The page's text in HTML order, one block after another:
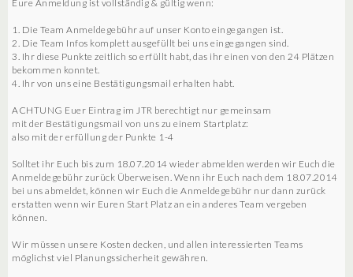
Eure Anmeldung ist vollständig & gültig wenn:
1. Die Team Anmeldegebühr auf unser Konto eingegangen ist.
2. Die Team Infos komplett ausgefüllt bei uns eingegangen sind.
3. Ihr diese Punkte zeitlich so erfüllt habt, das ihr einen von den 24 Plätzen
bekommen konntet.
4. Ihr von uns eine Bestätigungsmail erhalten habt.
ACHTUNG Euer Eintrag im JTR berechtigt nur gemeinsam
mit der Bestätigungsmail von uns zu einem Startplatz:
also mit der erfüllung der Punkte 1-4
Solltet ihr Euch bis zum 18.07.2014 wieder abmelden werden wir Euch die
Anmeldegebühr zurück Überweisen. Wenn ihr Euch nach dem 18.07.2014
bei uns abmeldet, können wir Euch die Anmeldegebühr nur dann zurück
erstatten wenn wir Euren Start Platz an ein anderes Team vergeben
können.
Wir müssen unsere Kosten decken, und allen interessierten Teams
möglichst viel Planungssicherheit gewähren.